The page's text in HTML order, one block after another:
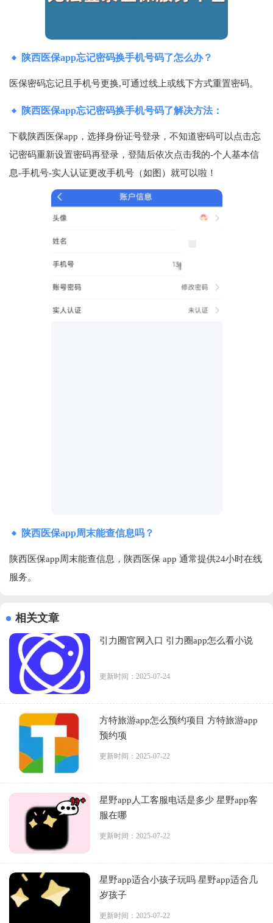
陕西医保app忘记密码换手机号码了怎么办？
医保密码忘记且手机号更换,可通过线上或线下方式重置密码。
陕西医保app忘记密码换手机号码了解决方法：
下载陕西医保app，选择身份证号登录，不知道密码可以点击忘
记密码重新设置密码再登录，登陆后依次点击我的-个人基本信
息-手机号-实人认证更改手机号（如图）就可以啦！
陕西医保app周末能查信息吗？
陕西医保app周末能查信息，陕西医保 app 通常提供24小时在线
服务。
相关文章
引力圈官网入口 引力圈app怎么看小说
更新时间：2025-07-24
方特旅游app怎么预约项目 方特旅游app
预约项
更新时间：2025-07-22
星野app人工客服电话是多少 星野app客
服在哪
更新时间：2025-07-22
星野app适合小孩子玩吗 星野app适合几
岁孩子
更新时间：2025-07-22